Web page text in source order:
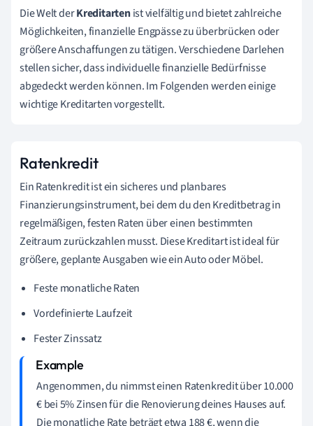
Die Welt derKreditartenist vielfältig und bietet zahlreiche
Möglichkeiten, finanzielle Engpässe zu überbrücken oder
größere Anschaffungen zu tätigen. Verschiedene Darlehen
stellen sicher, dass individuelle finanzielle Bedürfnisse
abgedeckt werden können. Im Folgenden werden einige
wichtige Kreditarten vorgestellt.
Ratenkredit
Ein Ratenkredit ist ein sicheres und planbares
Finanzierungsinstrument, bei dem du den Kreditbetrag in
regelmäßigen, festen Raten über einen bestimmten
Zeitraum zurückzahlen musst. Diese Kreditart ist ideal für
größere, geplante Ausgaben wie ein Auto oder Möbel.
Feste monatliche Raten
Vordefinierte Laufzeit
Fester Zinssatz
Angenommen, du nimmst einen Ratenkredit über 10.000
€ bei 5% Zinsen für die Renovierung deines Hauses auf.
Die monatliche Rate beträgt etwa 188 €, wenn die